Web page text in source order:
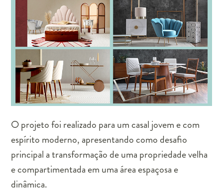
O projeto foi realizado para um casal jovem e com
espírito moderno, apresentando como desafio
principal a transformação de uma propriedade velha
e compartimentada em uma área espaçosa e
dinâmica.